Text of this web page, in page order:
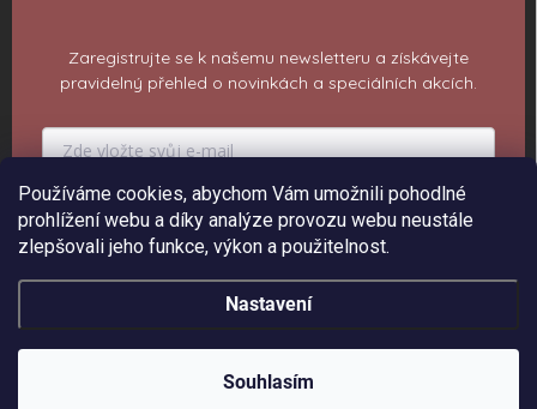
Používáme cookies, abychom Vám umožnili pohodlné
prohlížení webu a díky analýze provozu webu neustále
zlepšovali jeho funkce, výkon a použitelnost.
Nastavení
Souhlasím
Zaregistrujte se k našemu newsletteru a získávejte
pravidelný přehled o novinkách a speciálních akcích.
PŘIHLÁSIT K ODBĚRU
Copyright 2026ePiPí - Prodejna radostí. Všechna práva vyhrazena.Upravit
nastavení cookies